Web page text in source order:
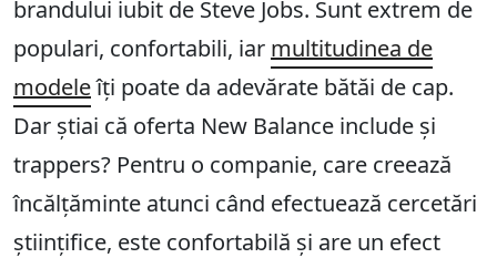
brandului iubit de Steve Jobs. Sunt extrem de
populari, confortabili, iar multitudinea de
modeleîți poate da adevărate bătăi de cap.
Dar știai că oferta New Balance include și
trappers? Pentru o companie, care creează
încălțăminte atunci când efectuează cercetări
științifice, este confortabilă și are un efect